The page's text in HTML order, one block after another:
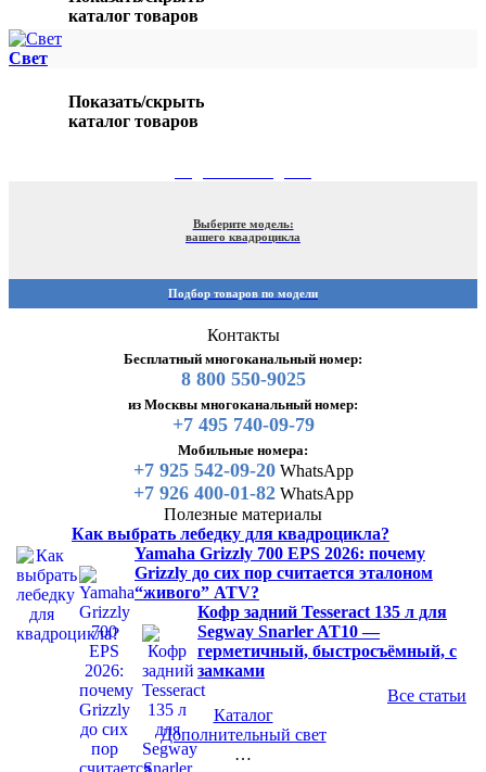
каталог товаров
Свет
Показать/скрыть
каталог товаров
Выберите модель:
вашего квадроцикла
Подбор товаров по модели
Контакты
Бесплатный многоканальный номер:
8 800 550-9025
из Москвы многоканальный номер:
+7 495 740-09-79
Мобильные номера:
+7 925 542-09-20WhatsApp
+7 926 400-01-82WhatsApp
Полезные материалы
Как выбрать лебедку для квадроцикла?
Yamaha Grizzly 700 EPS 2026: почему
Grizzly до сих пор считается эталоном
“живого” ATV?
Кофр задний Tesseract 135 л для
Segway Snarler AT10 —
герметичный, быстросъёмный, с
замками
Все статьи
Каталог
Дополнительный свет
…